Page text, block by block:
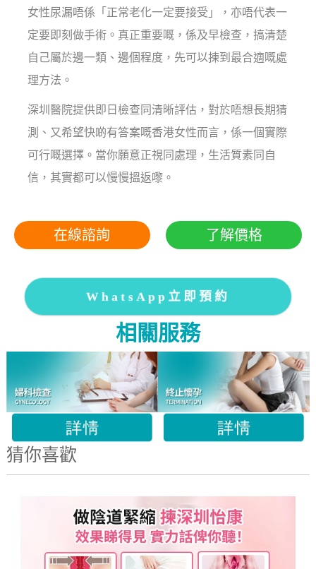
女性尿漏唔係「正常老化一定要接受」，亦唔代表一
定要即刻做手術。真正重要嘅，係及早檢查，搞清楚
自己屬於邊一類、邊個程度，先可以揀到最合適嘅處
理方法。
深圳醫院提供即日檢查同清晰評估，對於唔想長期猜
測、又希望快啲有答案嘅香港女性而言，係一個實際
可行嘅選擇。當你願意正視同處理，生活質素同自
信，其實都可以慢慢搵返嚟。
在線諮詢 了解價格
WhatsApp立即預約
相關服務
猜你喜歡